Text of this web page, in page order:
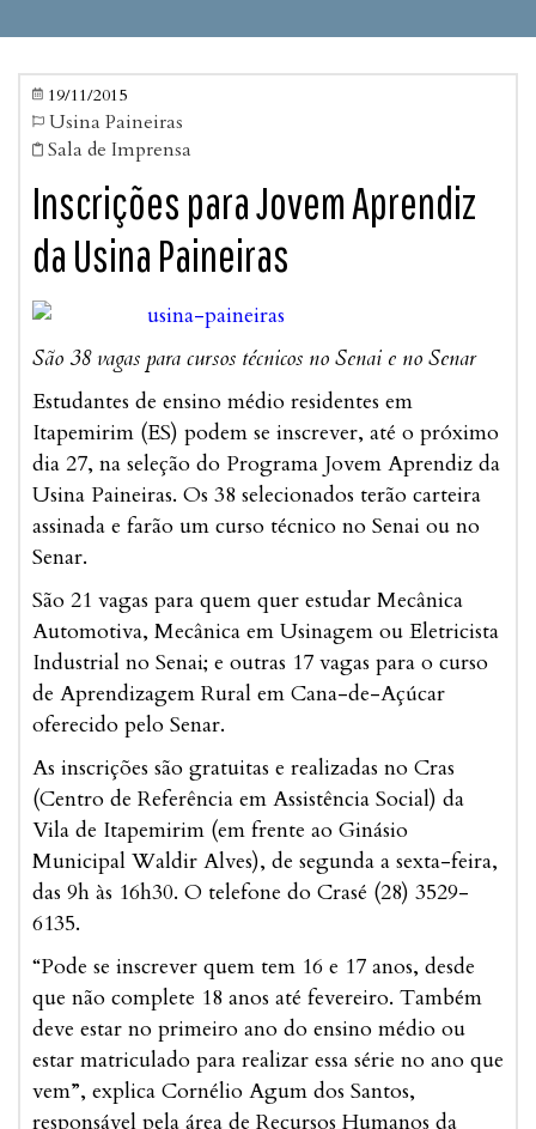
 19/11/2015
 Usina Paineiras
 Sala de Imprensa
Inscrições para Jovem Aprendiz
da Usina Paineiras
São 38 vagas para cursos técnicos no Senai e no Senar
Estudantes de ensino médio residentes em
Itapemirim (ES) podem se inscrever, até o próximo
dia 27, na seleção do Programa Jovem Aprendiz da
Usina Paineiras. Os 38 selecionados terão carteira
assinada e farão um curso técnico no Senai ou no
Senar.
São 21 vagas para quem quer estudar Mecânica
Automotiva, Mecânica em Usinagem ou Eletricista
Industrial no Senai; e outras 17 vagas para o curso
de Aprendizagem Rural em Cana-de-Açúcar
oferecido pelo Senar.
As inscrições são gratuitas e realizadas no Cras
(Centro de Referência em Assistência Social) da
Vila de Itapemirim (em frente ao Ginásio
Municipal Waldir Alves), de segunda a sexta-feira,
das 9h às 16h30. O telefone do Crasé (28) 3529-
6135.
“Pode se inscrever quem tem 16 e 17 anos, desde
que não complete 18 anos até fevereiro. Também
deve estar no primeiro ano do ensino médio ou
estar matriculado para realizar essa série no ano que
vem”, explica Cornélio Agum dos Santos,
responsável pela área de Recursos Humanos da